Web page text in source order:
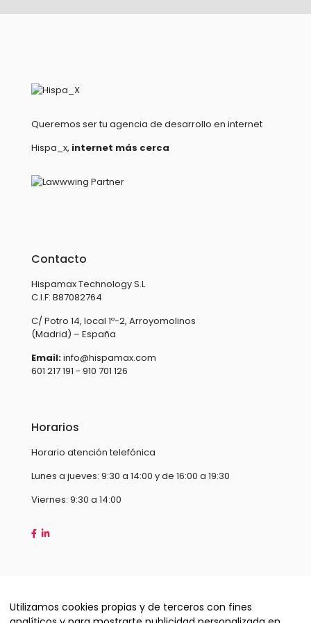
Queremos ser tu agencia de desarrollo en internet
Hispa_x, internet más cerca
Contacto
Hispamax Technology S.L
C.I.F: B87082764
C/ Potro 14, local 1º-2, Arroyomolinos
(Madrid) – España
Email:info@hispamax.com
601 217 191 - 910 701 126
Horarios
Horario atención telefónica
Lunes a jueves: 9:30 a 14:00 y de 16:00 a 19:30
Viernes: 9:30 a 14:00
Utilizamos cookies propias y de terceros con fines